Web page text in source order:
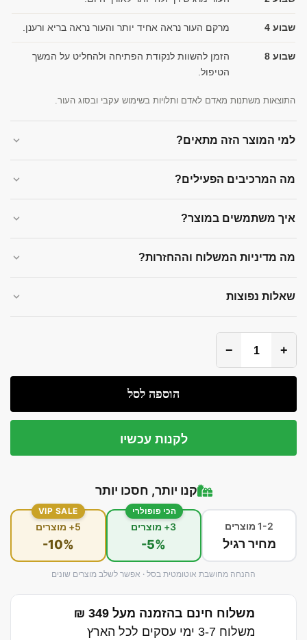
שבוע 4 מרקם העור נראה אחיד יותר והעור נראה בריא ורענן.
שבוע 8
הזמן להשוות לנקודת הפתיחה ולהחליט על המשך
הטיפול.
התוצאות משתנות מאדם לאדם ותלויות בשימוש עקבי ובסוג העור.
למי המוצר הזה מתאים?
מה המרכיבים הפעילים?
איך משתמשים במוצר?
מה מדיניות המשלוח וההחזרות?
שאלות נפוצות
+
−
הוספה לסל
לקנות עכשיו
קנו יותר, חסכו יותר
1-2 מוצרים
מחיר רגיל
הכי פופולרי
3+ מוצרים
-5%
VIP SALE
5+ מוצרים
-10%
ההנחה מחושבת אוטומטית בסל · אפשר לשלב מוצרים שונים
משלוח חינם בהזמנה מעל 349 ₪
משלוח 3-7 ימי עסקים לכל הארץ